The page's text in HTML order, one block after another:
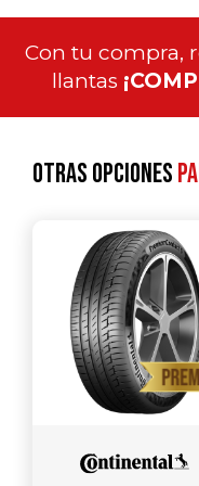
Con tu compra,
llantas
Otras opciones